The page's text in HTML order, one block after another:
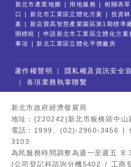
新北市產業地圖 用地服務 相關表單
口
新北市工業區立體化方案
投資
案
新店寶高智慧產業園區第1期標準
開標租
申請新北市工業區立體化方
事項
新北工業區立體化平價廠房
:::
著作權聲明 隱私權及資訊安全
各項業務執掌聯繫
新北市政府經濟發展局
地址：(220242)新北市板橋區中
電話：1999、(02)-2960-3456 |
3103
為民服務時間調整為週一至週五
(公司登記科諮詢分機5402 / 工商